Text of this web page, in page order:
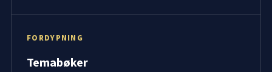
FORDYPNING
Temabøker